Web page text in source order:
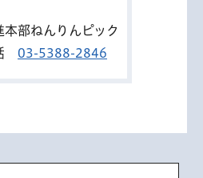
本部ねんりんピック
03-5388-2846